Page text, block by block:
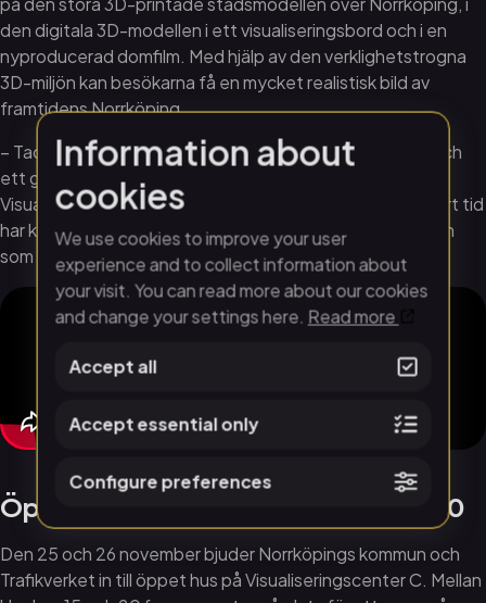
den digitala 3D-modellen i ett visualiseringsbord och i en
nyproducerad domfilm. Med hjälp av den verklighetstrogna
3D-miljön kan besökarna få en mycket realistisk bild av
framtidens Norrköping.
– Tack vare många års satsningar på stadsvisualisering och
ett gott samarbete mellan kommun, Trafikverket och
Visualiseringscenter C har möjliggjort att vi på mycket kort tid
har kunnat visualisera framtidsplanerna, säger Erik Telldén
som är projektledare på Linköpings universitet.
Öppet hus 25-26 november kl. 15-20
Den 25 och 26 november bjuder Norrköpings kommun och
Trafikverket in till öppet hus på Visualiseringscenter C. Mellan
Information about
cookies
We use cookies to improve your user
experience and to collect information about
your visit. You can read more about our cookies
and change your settings here. Read more
Accept all
Accept essential only
Configure preferences